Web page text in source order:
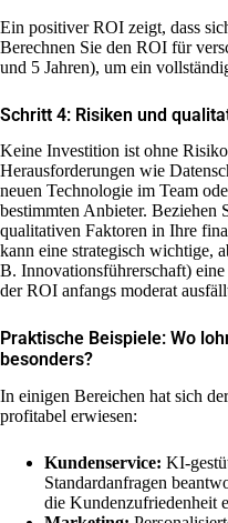
Ein positiver ROI zeigt, dass
Berechnen Sie den ROI für
und 5 Jahren), um ein
Schritt 4: Risiken und
Keine Investition ist ohne
Herausforderungen wie
neuen Technologie im Team
bestimmten Anbieter. Beziehen
qualitativen Faktoren in Ihre
kann eine strategisch wichtige,
B. Innovationsführerschaft)
der ROI anfangs moderat
Praktische Beispiele: Wo
besonders?
In einigen Bereichen hat sich
profitabel erwiesen:
Kundenservice: KI-
Standardanfragen
die Kundenzufriedenheit